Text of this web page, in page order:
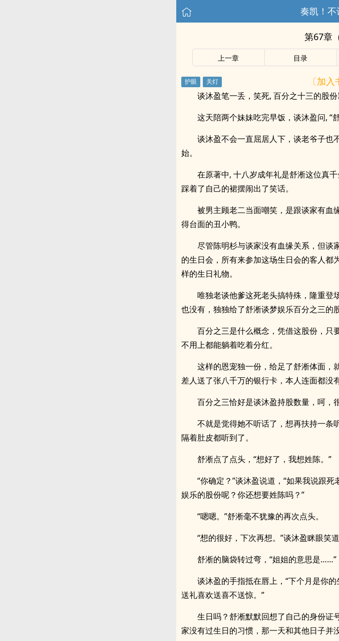
奏凯！不
第67章
上一章 目录
〔加入
谈沐盈笔一丢，笑死, 百分之十三的股份
这天陪两个妹妹吃完早饭，谈沐盈问, “
谈沐盈不会一直屈居人下，谈老爷子也
始。
在原著中, 十八岁成年礼是舒淅这位真
踩着了自己的裙摆闹出了笑话。
被男主顾老二当面嘲笑，是跟谈家有血
得台面的丑小鸭。
尽管陈明杉与谈家没有血缘关系，但谈
的生日会，所有来参加这场生日会的客人都
样的生日礼物。
唯独老谈他爹这死老头搞特殊，隆重登
也没有，独独给了舒淅谈梦娱乐百分之三的股
百分之三是什么概念，凭借这股份，只
不用上都能躺着吃着分红。
这样的恩宠独一份，给足了舒淅体面，
差人送了张八千万的银行卡，本人连面都没
百分之三恰好是谈沐盈持股数量，呵，
不就是觉得她不听话了，想再扶持一条
隔着肚皮都听到了。
舒淅点了点头，“想好了，我想姓陈。”
“你确定？”谈沐盈说道，“如果我说跟
娱乐的股份呢？你还想要姓陈吗？”
“嗯嗯。”舒淅毫不犹豫的再次点头。
“想的很好，下次再想。”谈沐盈眯眼笑
舒淅的脑袋转过弯，“姐姐的意思是……”
谈沐盈的手指抵在唇上，“下个月是你
送礼喜欢送喜不送惊。”
生日吗？舒淅默默回想了自己的身份证
家没有过生日的习惯，那一天和其他日子并